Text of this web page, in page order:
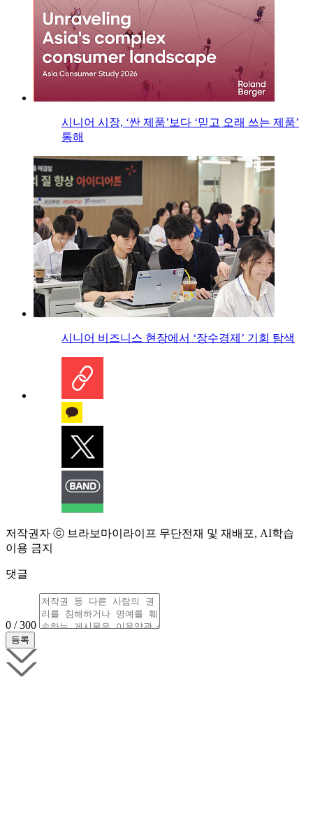
시니어 시장, ‘싼 제품’보다 ‘믿고 오래 쓰는 제품’
통해
시니어 비즈니스 현장에서 ‘장수경제’ 기회 탐색
저작권자 ⓒ 브라보마이라이프 무단전재 및 재배포, AI학습
이용 금지
댓글
0 / 300